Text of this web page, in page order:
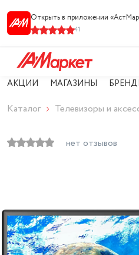
Открыть в приложении
41
АКЦИИ МАГАЗИНЫ
Каталог Телевизоры и
нет отзывов